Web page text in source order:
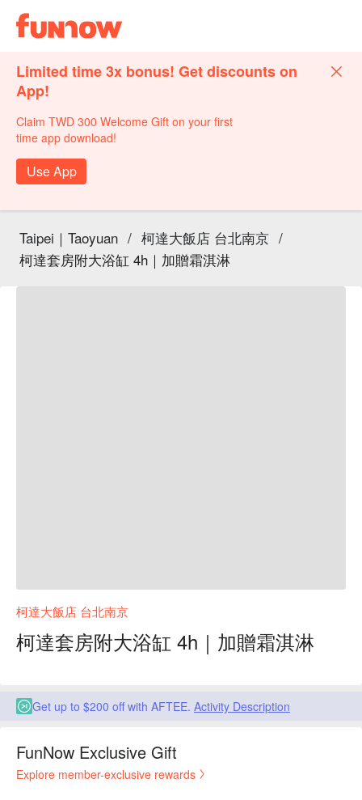
Limited time 3x bonus! Get discounts on
App!
Claim TWD 300 Welcome Gift on your first
time app download!
Use App
Taipei｜Taoyuan / 柯達大飯店 台北南京 /
柯達套房附大浴缸 4h｜加贈霜淇淋
柯達大飯店 台北南京
柯達套房附大浴缸 4h｜加贈霜淇淋
Get up to $200 off with AFTEE. Activity Description
FunNow Exclusive Gift
Explore member-exclusive rewards